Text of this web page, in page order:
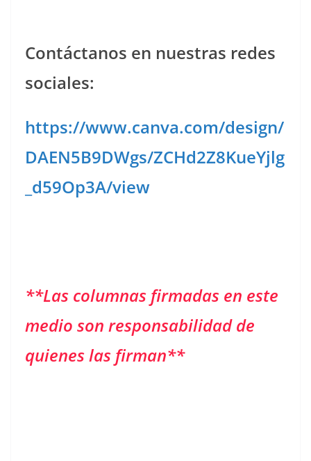
Contáctanos en nuestras redes
sociales:
https://www.canva.com/design/
DAEN5B9DWgs/ZCHd2Z8KueYjlg
_d59Op3A/view
**Las columnas firmadas en este
medio son responsabilidad de
quienes las firman**